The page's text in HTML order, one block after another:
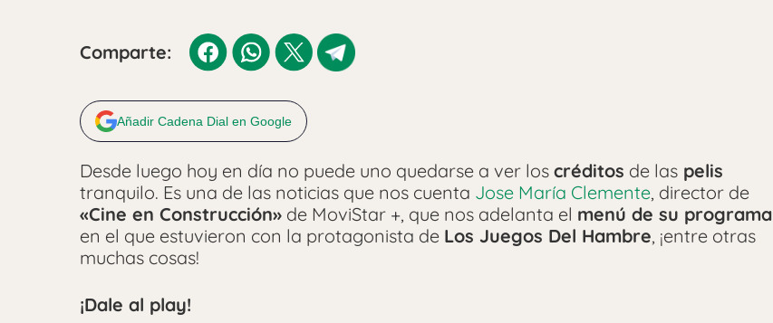
Comparte:
Añadir Cadena Dial en Google
Desde luego hoy en día no puede uno quedarse a ver los créditos de las pelis
tranquilo. Es una de las noticias que nos cuenta Jose María Clemente, director de
«Cine en Construcción» de MoviStar +, que nos adelanta el menú de su programa
en el que estuvieron con la protagonista de Los Juegos Del Hambre, ¡entre otras
muchas cosas!
¡Dale al play!